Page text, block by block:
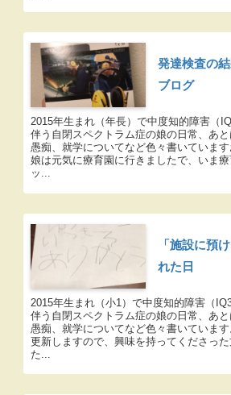
発達検査の
ブログ
2015年生まれ（年長）で中度知的障害（
伴う自閉スペクトラム症の娘の日常、あ
愚痴、就学についてなど色々書いていま
娘は元気に療育園に行きましたで、いま
ッ...
「施設に預
れた日
2015年生まれ（小1）で中度知的障害（
伴う自閉スペクトラム症の娘の日常、あ
愚痴、就学についてなど色々書いていま
更新しますので、興味を持ってくださっ
た...